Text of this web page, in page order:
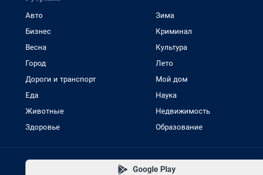
Авто
Бизнес
Весна
Город
Дороги и транспорт
Еда
Животные
Здоровье
Зима
Криминал
Культура
Лето
Мой дом
Наука
Недвижимость
Образование
Google Play